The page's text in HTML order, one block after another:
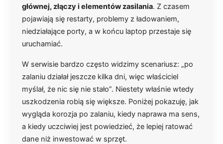
głównej, złączy i elementów zasilania. Z czasem
pojawiają się restarty, problemy z ładowaniem,
niedziałające porty, a w końcu laptop przestaje się
uruchamiać.
W serwisie bardzo często widzimy scenariusz: „po
zalaniu działał jeszcze kilka dni, więc właściciel
myślał, że nic się nie stało”. Niestety właśnie wtedy
uszkodzenia robią się większe. Poniżej pokazuję, jak
wygląda korozja po zalaniu, kiedy naprawa ma sens,
a kiedy uczciwiej jest powiedzieć, że lepiej ratować
dane niż inwestować w sprzęt.